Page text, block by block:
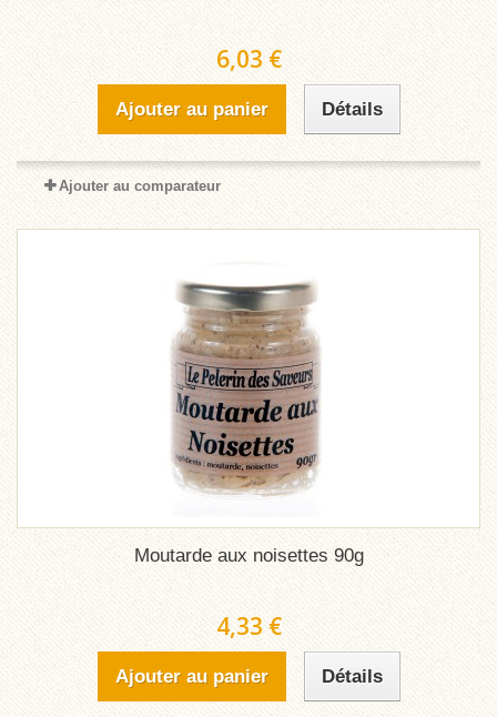
6,03 €
Ajouter au panier Détails
Ajouter au comparateur
Moutarde aux noisettes 90g
4,33 €
Ajouter au panier Détails